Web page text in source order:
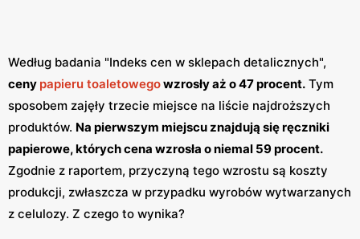
Według badania "Indeks cen w sklepach detalicznych",
ceny papieru toaletowegowzrosły aż o 47 procent. Tym
sposobem zajęły trzecie miejsce na liście najdroższych
produktów. Na pierwszym miejscu znajdują się ręczniki
papierowe, których cena wzrosła o niemal 59 procent.
Zgodnie z raportem, przyczyną tego wzrostu są koszty
produkcji, zwłaszcza w przypadku wyrobów wytwarzanych
z celulozy. Z czego to wynika?